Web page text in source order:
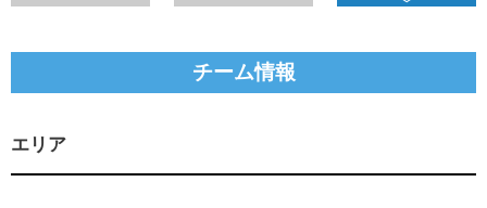
チーム情報
エリア